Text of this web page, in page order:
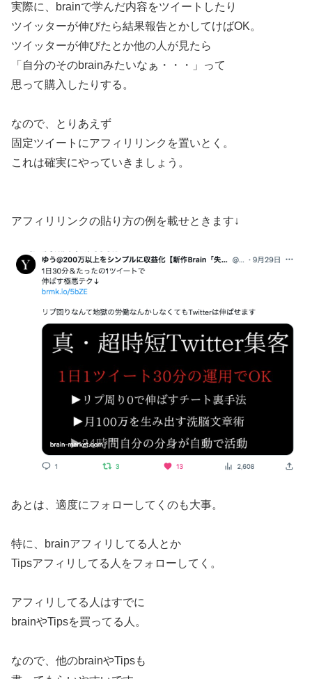
実際に、brainで学んだ内容をツイートしたり
ツイッターが伸びたら結果報告とかしてけばOK。
ツイッターが伸びたとか他の人が見たら
「自分のそのbrainみたいなぁ・・・」って
思って購入したりする。
なので、とりあえず
固定ツイートにアフィリリンクを置いとく。
これは確実にやっていきましょう。
アフィリリンクの貼り方の例を載せときます↓
あとは、適度にフォローしてくのも大事。
特に、brainアフィリしてる人とか
Tipsアフィリしてる人をフォローしてく。
アフィリしてる人はすでに
brainやTipsを買ってる人。
なので、他のbrainやTipsも